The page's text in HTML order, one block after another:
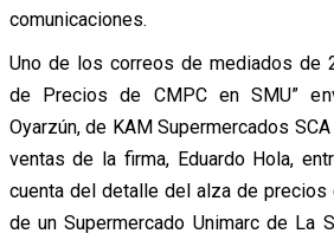
comunicaciones.
Uno de los correos de mediados de
de Precios de CMPC en SMU”
Oyarzún, de KAM Supermercados
ventas de la firma, Eduardo Hola,
cuenta del detalle del alza de
de un Supermercado Unimarc de La